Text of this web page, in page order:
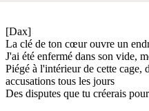
[Dax]
La clé de ton cœur ouvre un
J'ai été enfermé dans son vide,
Piégé à l'intérieur de cette cage,
accusations tous les jours
Des disputes que tu créerais